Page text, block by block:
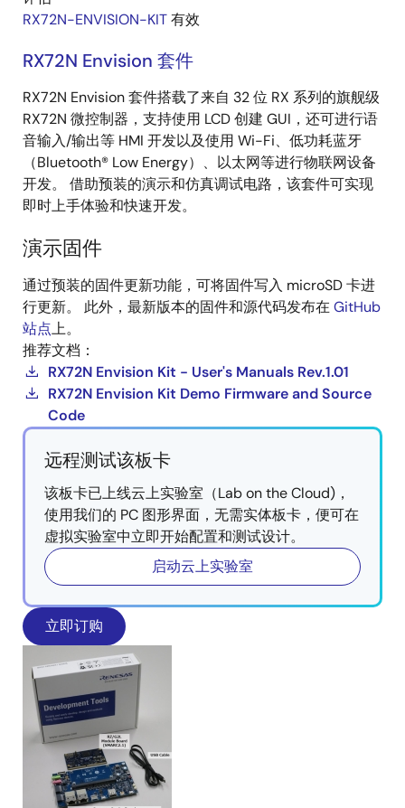
RX72N-ENVISION-KIT有效
RX72N Envision 套件
RX72N Envision 套件搭载了来自 32 位 RX 系列的旗舰级
RX72N 微控制器，支持使用 LCD 创建 GUI，还可进行语
音输入/输出等 HMI 开发以及使用 Wi-Fi、低功耗蓝牙
（Bluetooth® Low Energy）、以太网等进行物联网设备
开发。 借助预装的演示和仿真调试电路，该套件可实现
即时上手体验和快速开发。
演示固件
通过预装的固件更新功能，可将固件写入 microSD 卡进
行更新。 此外，最新版本的固件和源代码发布在 GitHub
站点上。
推荐文档：
RX72N Envision Kit - User's Manuals Rev.1.01
RX72N Envision Kit Demo Firmware and Source
Code
远程测试该板卡
该板卡已上线云上实验室（Lab on the Cloud)，
使用我们的 PC 图形界面，无需实体板卡，便可在
虚拟实验室中立即开始配置和测试设计。
启动云上实验室
立即订购